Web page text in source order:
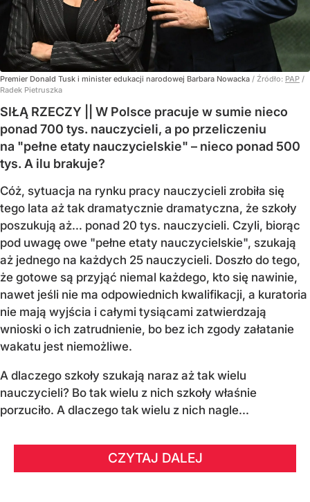
Premier Donald Tusk i minister edukacji narodowej Barbara Nowacka / Źródło: PAP /
Radek Pietruszka
SIŁĄ RZECZY || W Polsce pracuje w sumie nieco
ponad 700 tys. nauczycieli, a po przeliczeniu
na "pełne etaty nauczycielskie" – nieco ponad 500
tys. A ilu brakuje?
Cóż, sytuacja na rynku pracy nauczycieli zrobiła się
tego lata aż tak dramatycznie dramatyczna, że szkoły
poszukują aż… ponad 20 tys. nauczycieli. Czyli, biorąc
pod uwagę owe "pełne etaty nauczycielskie", szukają
aż jednego na każdych 25 nauczycieli. Doszło do tego,
że gotowe są przyjąć niemal każdego, kto się nawinie,
nawet jeśli nie ma odpowiednich kwalifikacji, a kuratoria
nie mają wyjścia i całymi tysiącami zatwierdzają
wnioski o ich zatrudnienie, bo bez ich zgody załatanie
wakatu jest niemożliwe.
A dlaczego szkoły szukają naraz aż tak wielu
nauczycieli? Bo tak wielu z nich szkoły właśnie
porzuciło. A dlaczego tak wielu z nich nagle...
CZYTAJ DALEJ